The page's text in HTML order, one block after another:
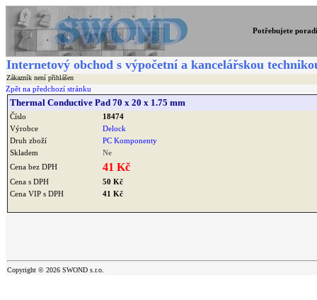
Potřebujete
Internetový obchod s výpočetní a kancelářskou
Zákazník není přihlášen
Zpět na předchozí stránku
Thermal Conductive Pad 70 x 20 x 1.75 mm
Číslo
18474
Výrobce
Delock
Druh zboží
PC Komponenty
Skladem
Ne
Cena bez DPH
41 Kč
Cena s DPH
50 Kč
Cena VIP s DPH
41 Kč
Copyright © 2026 SWOND s.r.o.